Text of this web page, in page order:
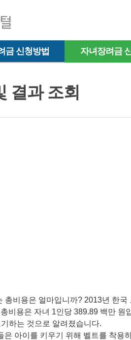
금 신청방법 자녀장려금
결과 조회
비용은 얼마입니까? 2013년 한국
비용은 자녀 1인당 389.89 백만 원
하는 것으로 알려졌습니다.
아이를 키우기 위해 벨트를 착용